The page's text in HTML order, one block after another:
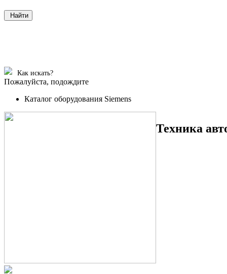
Найти
Как искать?
Пожалуйста, подождите
Каталог оборудования Siemens
Техника